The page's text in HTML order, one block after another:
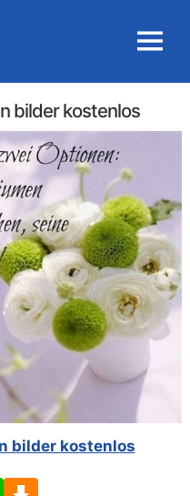
MENU
bilder kostenlos
bilder kostenlos
WhatsApp